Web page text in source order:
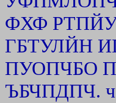
ФХФ
ГБТУЛЙН
ПУОПЧБО
ЪБЧПДПЧ.